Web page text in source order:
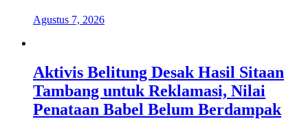
Agustus 7, 2026
Aktivis Belitung Desak Hasil Sitaan
Tambang untuk Reklamasi, Nilai
Penataan Babel Belum Berdampak